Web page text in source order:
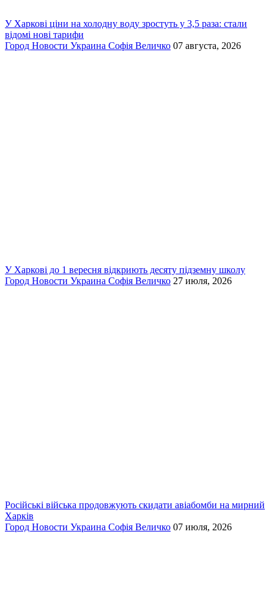
У Харкові ціни на холодну воду зростуть у 3,5 раза: стали
відомі нові тарифи
Город Новости Украина Софія Величко 07 августа, 2026
У Харкові до 1 вересня відкриють десяту підземну школу
Город Новости Украина Софія Величко 27 июля, 2026
Російські війська продовжують скидати авіабомби на мирний
Харків
Город Новости Украина Софія Величко 07 июля, 2026